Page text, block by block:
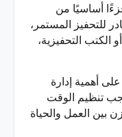
أساسيًا من
للتحفيز المستمر،
الكتب التحفيزية،
أهمية إدارة
تنظيم الوقت
بين العمل والحياة